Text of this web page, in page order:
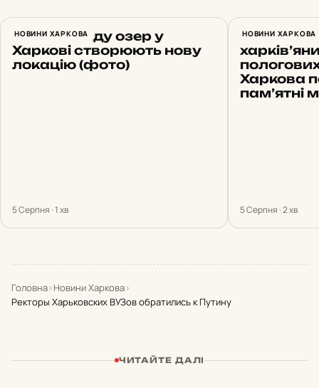
НОВИНИ ХАРКОВА
Біля каскаду озер у
Харкові створюють нову
локацію (фото)
5 Серпня · 1 хв
НОВИНИ ХАРКОВА
Харкова
пам’ятні
5 Серпня · 2 хв
Головна›Новини Харкова›
Ректоры Харьковских ВУЗов обратились к Путину
ЧИТАЙТЕ ДАЛІ